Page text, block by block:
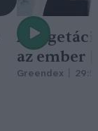
A
az ember
Greendex